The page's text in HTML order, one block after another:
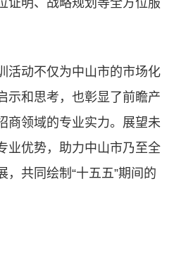
证明、战略规划等全方位服
活动不仅为中山市的市场化
示和思考，也彰显了前瞻产
商领域的专业实力。展望未
业优势，助力中山市乃至全
，共同绘制“十五五”期间的